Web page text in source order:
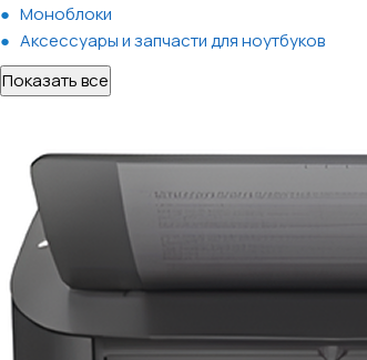
Моноблоки
Аксессуары и запчасти для ноутбуков
Показать все